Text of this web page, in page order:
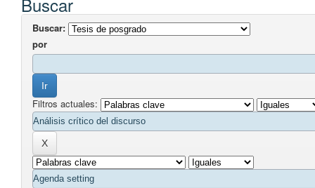
Buscar:
por
Filtros actuales: